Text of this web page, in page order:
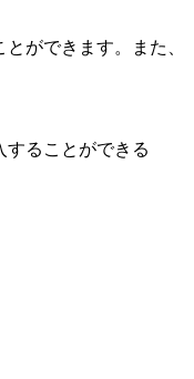
とができます。また、
ることができる